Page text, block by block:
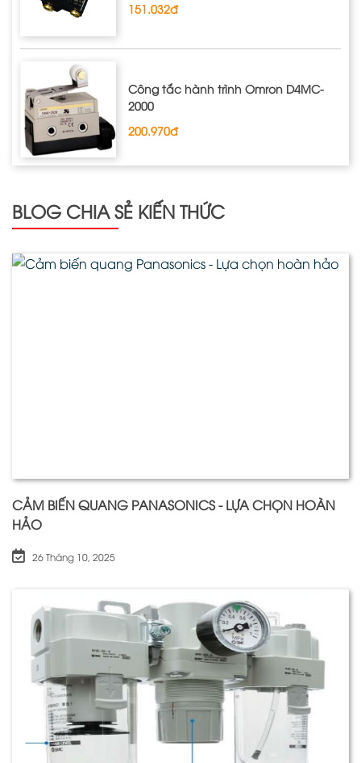
151.032đ
Công tắc hành trình Omron D4MC‐
2000
200.970đ
BLOG CHIA SẺ KIẾN THỨC
CẢM BIẾN QUANG PANASONICS - LỰA CHỌN HOÀN
HẢO
26 Tháng 10, 2025